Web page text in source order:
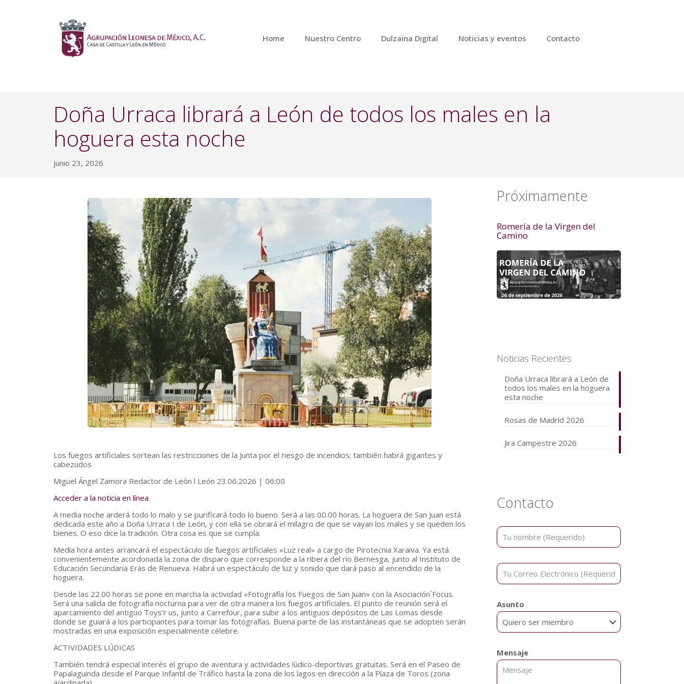
Home Nuestro Centro Dulzaina Digital Noticias y eventos Contacto
Doña Urraca librará a León de todos los males en la
hoguera esta noche
junio 23, 2026
Los fuegos artificiales sortean las restricciones de la Junta por el riesgo de incendios; también habrá gigantes y
cabezudos
Miguel Ángel Zamora Redactor de León l León 23.06.2026 | 06:00
Acceder a la noticia en línea
A media noche arderá todo lo malo y se purificará todo lo bueno. Será a las 00.00 horas. La hoguera de San Juan está
dedicada este año a Doña Urraca I de León, y con ella se obrará el milagro de que se vayan los males y se queden los
bienes. O eso dice la tradición. Otra cosa es que se cumpla.
Media hora antes arrancará el espectáculo de fuegos artificiales «Luz real» a cargo de Pirotecnia Xaraiva. Ya está
convenientemente acordonada la zona de disparo que corresponde a la ribera del río Bernesga, junto al Instituto de
Educación Secundaria Eras de Renueva. Habrá un espectáculo de luz y sonido que dará paso al encendido de la
hoguera.
Desde las 22.00 horas se pone en marcha la actividad «Fotografía los Fuegos de San Juan» con la Asociación`Focus.
Será una salida de fotografía nocturna para ver de otra manera los fuegos artificiales. El punto de reunión será el
aparcamiento del antiguo Toys’r us, junto a Carrefour, para subir a los antiguos depósitos de Las Lomas desde
donde se guiará a los participantes para tomar las fotografías. Buena parte de las instantáneas que se adopten serán
mostradas en una exposición especialmente célebre.
ACTIVIDADES LÚDICAS
También tendrá especial interés el grupo de aventura y actividades lúdico-deportivas gratuitas. Será en el Paseo de
Papalaguinda desde el Parque Infantil de Tráfico hasta la zona de los lagos en dirección a la Plaza de Toros (zona
Próximamente
Romería de la Virgen del
Camino
Noticias Recientes
Doña Urraca librará a León de
todos los males en la hoguera
esta noche
Rosas de Madrid 2026
Jira Campestre 2026
Contacto
Asunto
Mensaje